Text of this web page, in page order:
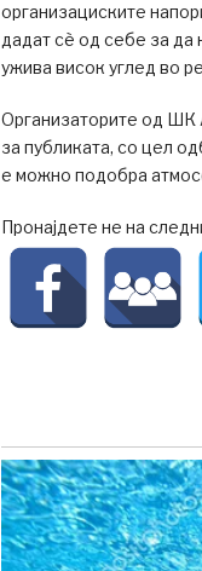
организациските
дадат сѐ од себе за да
ужива висок углед во
Организаторите од ШК
за публиката, со цел
е можно подобра
Пронајдете не на